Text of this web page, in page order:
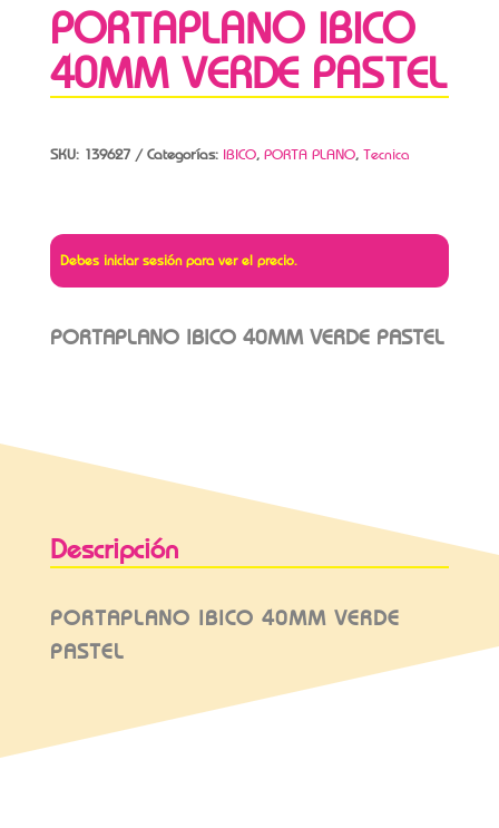
PORTAPLANO IBICO
40MM VERDE PASTEL
SKU: 139627 Categorías: IBICO, PORTA PLANO, Tecnica
Debes iniciar sesión para ver el precio.
PORTAPLANO IBICO 40MM VERDE PASTEL
Descripción
PORTAPLANO IBICO 40MM VERDE
PASTEL